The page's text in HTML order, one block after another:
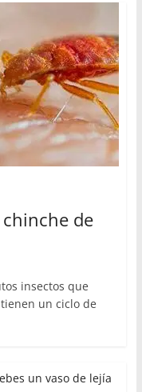
de
insectos que
un ciclo de
un vaso de lejía